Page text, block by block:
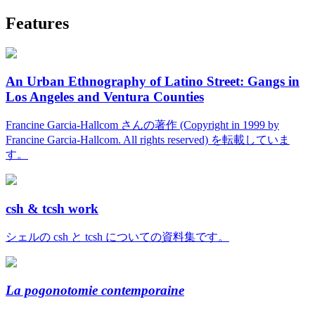
Features
An Urban Ethnography of Latino Street: Gangs in
Los Angeles and Ventura Counties
Francine Garcia-Hallcom さんの著作 (Copyright in 1999 by
Francine Garcia-Hallcom. All rights reserved) を転載していま
す。
csh & tcsh work
シェルの csh と tcsh についての資料集です。
La pogonotomie contemporaine